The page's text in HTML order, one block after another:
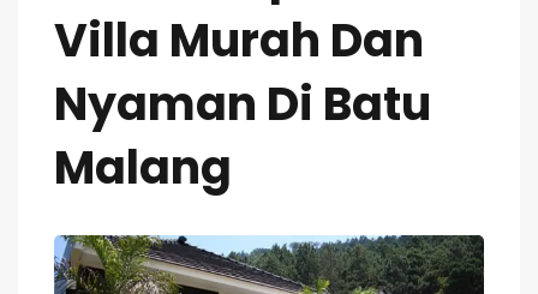
Villa Murah Dan
Nyaman Di Batu
Malang